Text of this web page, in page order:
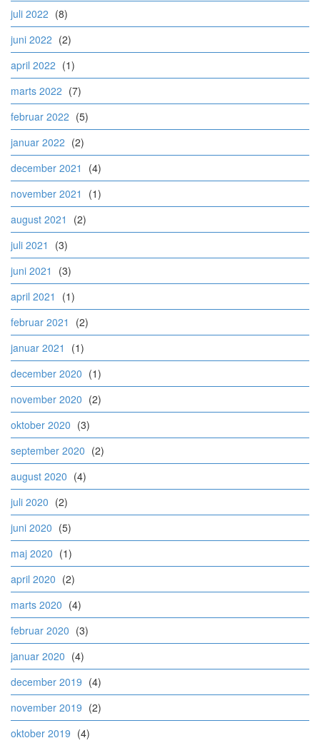
juli 2022 (8)
juni 2022 (2)
april 2022 (1)
marts 2022 (7)
februar 2022 (5)
januar 2022 (2)
december 2021
(4)
november 2021
(1)
august 2021
(2)
juli 2021
(3)
juni 2021
(3)
april 2021
(1)
februar 2021
(2)
januar 2021
(1)
december 2020 (1)
november 2020 (2)
oktober 2020 (3)
september 2020 (2)
august 2020 (4)
juli 2020 (2)
juni 2020 (5)
maj 2020 (1)
april 2020 (2)
marts 2020 (4)
februar 2020 (3)
januar 2020 (4)
december 2019 (4)
november 2019 (2)
oktober 2019 (4)